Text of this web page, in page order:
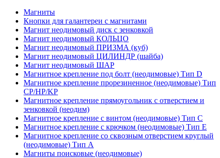
Магниты
Кнопки для галантереи с магнитами
Магнит неодимовый диск с зенковкой
Магнит неодимовый КОЛЬЦО
Магнит неодимовый ПРИЗМА (куб)
Магнит неодимовый ЦИЛИНДР (шайба)
Магнит неодимовый ШАР
Магнитное крепление под болт (неодимовые) Тип D
Магнитное крепление прорезиненное (неодимовые) Тип
CP/HP/KP
Магнитное крепление прямоугольник с отверстием и
зенковкой (неодим)
Магнитное крепление с винтом (неодимовые) Тип С
Магнитное крепление с крючком (неодимовые) Тип Е
Магнитное крепление со сквозным отверстием круглый
(неодимовые) Тип А
Магниты поисковые (неодимовые)